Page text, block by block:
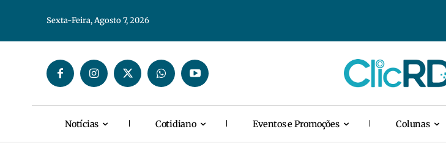
Sexta-Feira, Agosto 7, 2026
Notícias Cotidiano Eventos e Promoções Colunas